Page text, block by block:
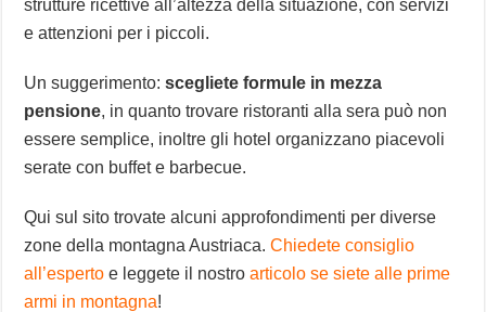
strutture ricettive all’altezza della situazione, con servizi
e attenzioni per i piccoli.
Un suggerimento:scegliete formule in mezza
pensione, in quanto trovare ristoranti alla sera può non
essere semplice, inoltre gli hotel organizzano piacevoli
serate con buffet e barbecue.
Qui sul sito trovate alcuni approfondimenti per diverse
zone della montagna Austriaca.Chiedete consiglio
all’esperto e leggete il nostroarticolo se siete alle prime
armi in montagna!